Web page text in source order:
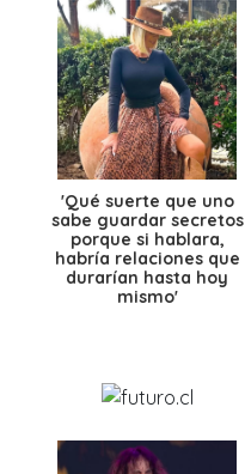
'Qué suerte que uno
sabe guardar secretos
porque si hablara,
habría relaciones que
durarían hasta hoy
mismo'